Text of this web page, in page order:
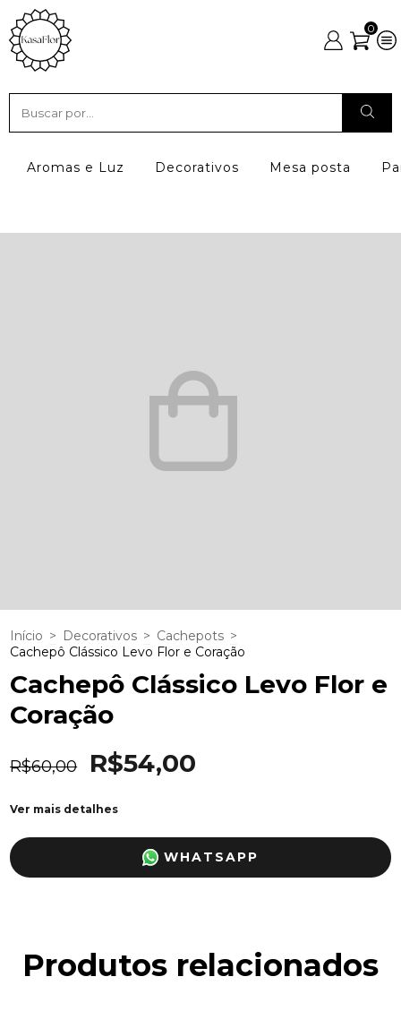
0
Aromas e Luz Decorativos Mesa posta
Início > Decorativos > Cachepots >
Cachepô Clássico Levo Flor e Coração
Cachepô Clássico Levo Flor e
Coração
R$60,00 R$54,00
Ver mais detalhes
WHATSAPP
Produtos relacionados